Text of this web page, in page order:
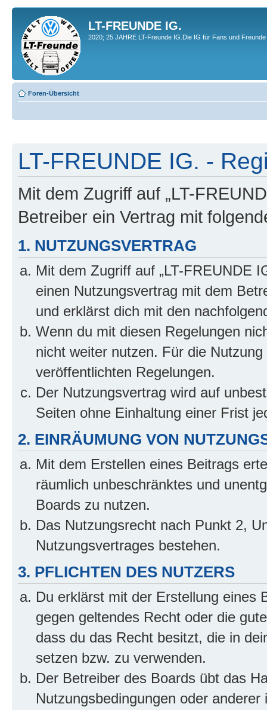
LT-FREUNDE IG.
2020; 25 JAHRE LT-Freunde IG.Die IG für Fans und
Foren-Übersicht
LT-FREUNDE IG. -
Mit dem Zugriff auf „LT-
Betreiber ein Vertrag mit
1. NUTZUNGSVERTRAG
Mit dem Zugriff auf „LT-FREUNDE
einen Nutzungsvertrag mit dem
und erklärst dich mit den
Wenn du mit diesen Regelungen
nicht weiter nutzen. Für die
veröffentlichten Regelungen.
Der Nutzungsvertrag wird auf
Seiten ohne Einhaltung einer Frist
2. EINRÄUMUNG VON
Mit dem Erstellen eines Beitrags
räumlich unbeschränktes und
Boards zu nutzen.
Das Nutzungsrecht nach Punkt 2,
Nutzungsvertrages bestehen.
3. PFLICHTEN DES NUTZERS
Du erklärst mit der Erstellung eines
gegen geltendes Recht oder die
dass du das Recht besitzt, die in
setzen bzw. zu verwenden.
Der Betreiber des Boards übt das
Nutzungsbedingungen oder